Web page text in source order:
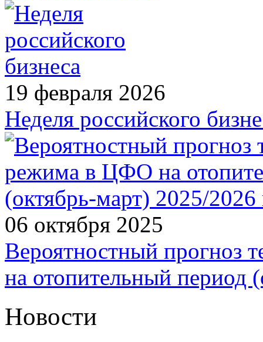
19 февраля 2026
Неделя российского
06 октября 2025
Вероятностный прогноз
на отопительный период
Новости